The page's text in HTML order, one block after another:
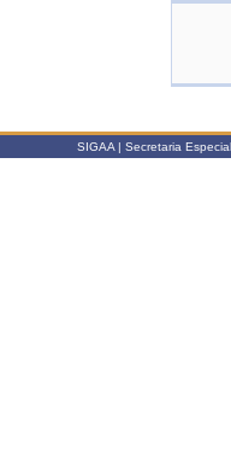
SIGAA | Secretaria